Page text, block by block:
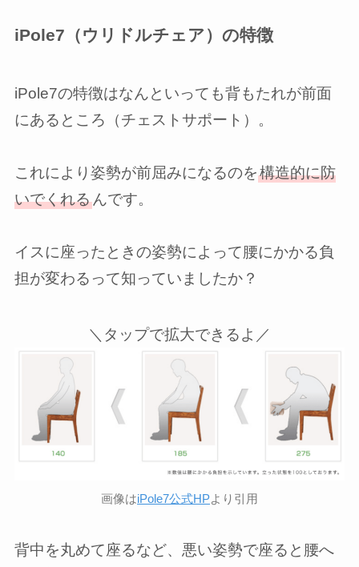
iPole7（ウリドルチェア）の特徴
iPole7の特徴はなんといっても背もたれが前面
にあるところ（チェストサポート）。
これにより姿勢が前屈みになるのを構造的に防
いでくれるんです。
イスに座ったときの姿勢によって腰にかかる負
担が変わるって知っていましたか？
＼タップで拡大できるよ／
画像はiPole7公式HPより引用
背中を丸めて座るなど、悪い姿勢で座ると腰へ